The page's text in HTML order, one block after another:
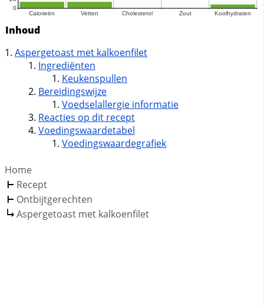
Inhoud
Aspergetoast met kalkoenfilet
Ingrediënten
Keukenspullen
Bereidingswijze
Voedselallergie informatie
Reacties op dit recept
Voedingswaardetabel
Voedingswaardegrafiek
Home
Recept
Ontbijtgerechten
Aspergetoast met kalkoenfilet